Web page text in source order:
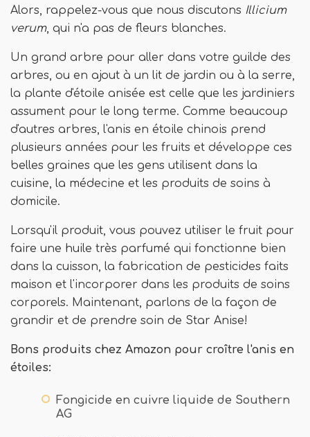
Alors, rappelez-vous que nous discutons Illicium
verum, qui n'a pas de fleurs blanches.
Un grand arbre pour aller dans votre guilde des
arbres, ou en ajout à un lit de jardin ou à la serre,
la plante d'étoile anisée est celle que les jardiniers
assument pour le long terme. Comme beaucoup
d'autres arbres, l'anis en étoile chinois prend
plusieurs années pour les fruits et développe ces
belles graines que les gens utilisent dans la
cuisine, la médecine et les produits de soins à
domicile.
Lorsqu'il produit, vous pouvez utiliser le fruit pour
faire une huile très parfumé qui fonctionne bien
dans la cuisson, la fabrication de pesticides faits
maison et l'incorporer dans les produits de soins
corporels. Maintenant, parlons de la façon de
grandir et de prendre soin de Star Anise!
Bons produits chez Amazon pour croître l'anis en
étoiles:
Fongicide en cuivre liquide de Southern
AG